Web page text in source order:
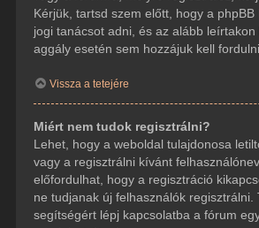
Kérjük, tartsd szem előtt, hogy a phpBB
jogi tanácsot adni, és az alább
aggály esetén sem hozzájuk kell
Vissza a tetejére
Miért nem tudok regisztrálni?
Lehet, hogy a weboldal tulajdonosa
vagy a regisztrálni kívánt
előfordulhat, hogy a regisztráció
ne tudjanak új felhasználók regisztrálni.
segítségért lépj kapcsolatba a fórum